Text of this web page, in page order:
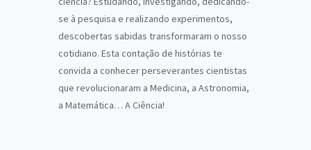
se à pesquisa e realizando experimentos,
descobertas sabidas transformaram o nosso
cotidiano. Esta contação de histórias te
convida a conhecer perseverantes cientistas
que revolucionaram a Medicina, a Astronomia,
a Matemática… A Ciência!